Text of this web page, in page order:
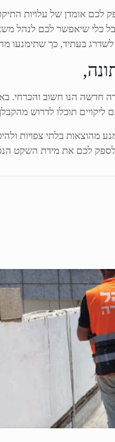
לכם אומדן של עלויות
כלי שיאפשר לכם לנהל
בעתיד, כך שתימנעו
חדשה הנו חשוב והכרחי.
ליקויים תוכלו לדרוש
מהוצאות בלתי צפויות
לספק לכם את מידת השקט